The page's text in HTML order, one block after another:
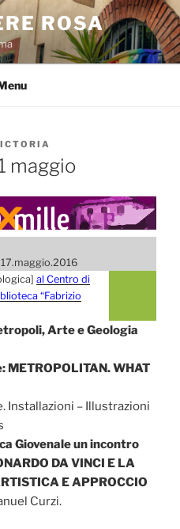
ROSA
maggio
al Centro di
“Fabrizio
Arte e Geologia
METROPOLITAN. WHAT
Installazioni – Illustrazioni
Giovenale un incontro
DA VINCI E LA
E APPROCCIO
Curzi.